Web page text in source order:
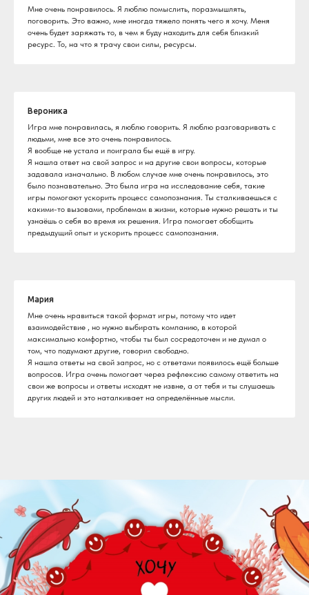
Мне очень понравилось. Я люблю помыслить, поразмышлять,
поговорить. Это важно, мне иногда тяжело понять чего я хочу. Меня
очень будет заряжать то, в чем я буду находить для себя близкий
ресурс. То, на что я трачу свои силы, ресурсы.
Вероника
Игра мне понравилась, я люблю говорить. Я люблю разговаривать с
людьми, мне все это очень понравилось.
Я вообще не устала и поиграла бы ещё в игру.
Я нашла ответ на свой запрос и на другие свои вопросы, которые
задавала изначально. В любом случае мне очень понравилось, это
было познавательно. Это была игра на исследование себя, такие
игры помогают ускорить процесс самопознания. Ты сталкиваешься с
какими-то вызовами, проблемам в жизни, которые нужно решать и ты
узнаёшь о себя во время их решения. Игра помогает обобщить
предыдущий опыт и ускорить процесс самопознания.
Мария
Мне очень нравиться такой формат игры, потому что идет
взаимодействие , но нужно выбирать компанию, в которой
максимально комфортно, чтобы ты был сосредоточен и не думал о
том, что подумают другие, говорил свободно.
Я нашла ответы на свой запрос, но с ответами появилось ещё больше
вопросов. Игра очень помогает через рефлексию самому ответить на
свои же вопросы и ответы исходят не извне, а от тебя и ты слушаешь
других людей и это наталкивает на определённые мысли.